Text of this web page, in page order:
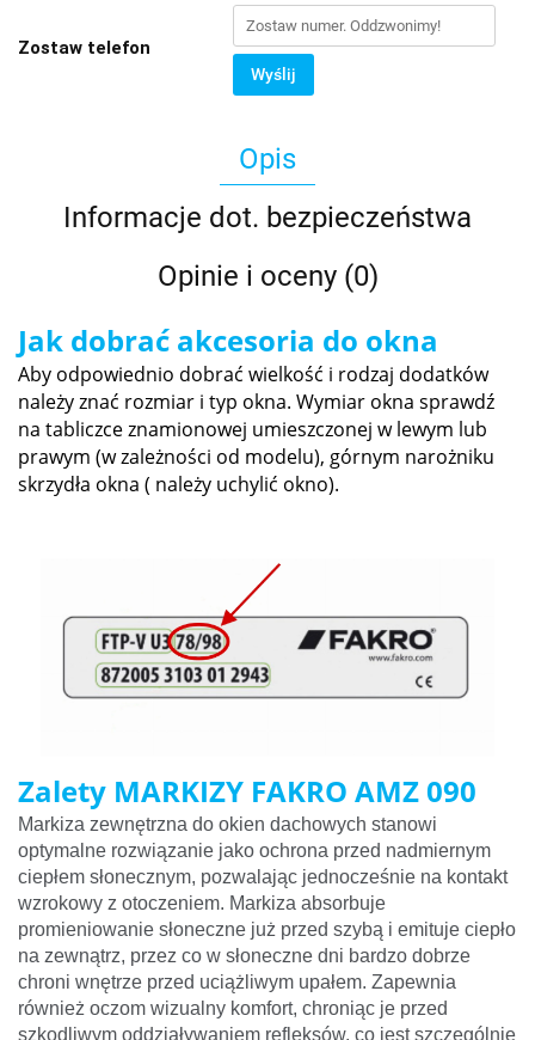
Zostaw telefon
Wyślij
Opis
Informacje dot. bezpieczeństwa
Opinie i oceny (0)
Jak dobrać akcesoria do okna
Aby odpowiednio dobrać wielkość i rodzaj dodatków
należy znać rozmiar i typ okna. Wymiar okna sprawdź
na tabliczce znamionowej umieszczonej w lewym lub
prawym (w zależności od modelu), górnym narożniku
skrzydła okna ( należy uchylić okno).
Zalety MARKIZY FAKRO AMZ 090
Markiza zewnętrzna do okien dachowych stanowi
optymalne rozwiązanie jako ochrona przed nadmiernym
ciepłem słonecznym, pozwalając jednocześnie na kontakt
wzrokowy z otoczeniem. Markiza absorbuje
promieniowanie słoneczne już przed szybą i emituje ciepło
na zewnątrz, przez co w słoneczne dni bardzo dobrze
chroni wnętrze przed uciążliwym upałem. Zapewnia
również oczom wizualny komfort, chroniąc je przed
szkodliwym oddziaływaniem refleksów, co jest szczególnie